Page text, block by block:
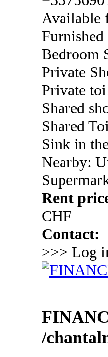
Available
Bedroom
Private
Private
Shared
Shared
Sink in
Nearby:
Rent
CHF
Contact:
>>> Log
/